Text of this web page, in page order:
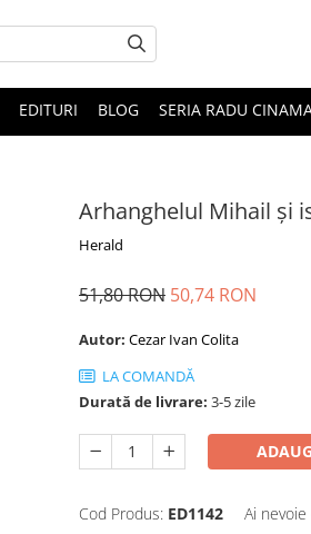
EDITURI BLOG SERIA RADU
Arhanghelul Mihail și
Herald
51,80 RON 50,74 RON
Autor: Cezar Ivan Colita
LA COMANDĂ
Durată de livrare: 3-5 zile
Cod Produs: ED1142 Ai